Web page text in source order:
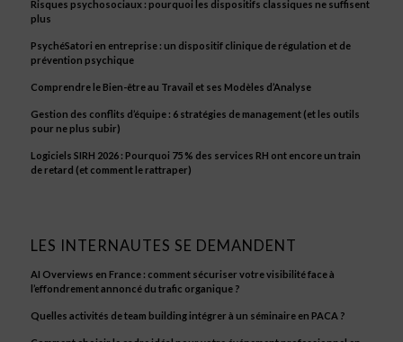
Risques psychosociaux : pourquoi les dispositifs classiques ne suffisent
plus
PsychéSatori en entreprise : un dispositif clinique de régulation et de
prévention psychique
Comprendre le Bien-être au Travail et ses Modèles d’Analyse
Gestion des conflits d’équipe : 6 stratégies de management (et les outils
pour ne plus subir)
Logiciels SIRH 2026 : Pourquoi 75 % des services RH ont encore un train
de retard (et comment le rattraper)
LES INTERNAUTES SE DEMANDENT
AI Overviews en France : comment sécuriser votre visibilité face à
l’effondrement annoncé du trafic organique ?
Quelles activités de team building intégrer à un séminaire en PACA ?